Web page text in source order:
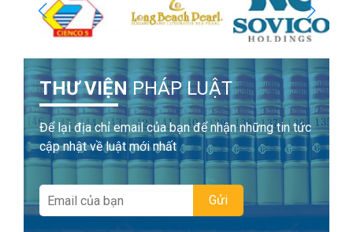
THƯ VIỆNPHÁP LUẬT
Để lại địa chỉ email của bạn để nhận những tin tức
cập nhật về luật mới nhất